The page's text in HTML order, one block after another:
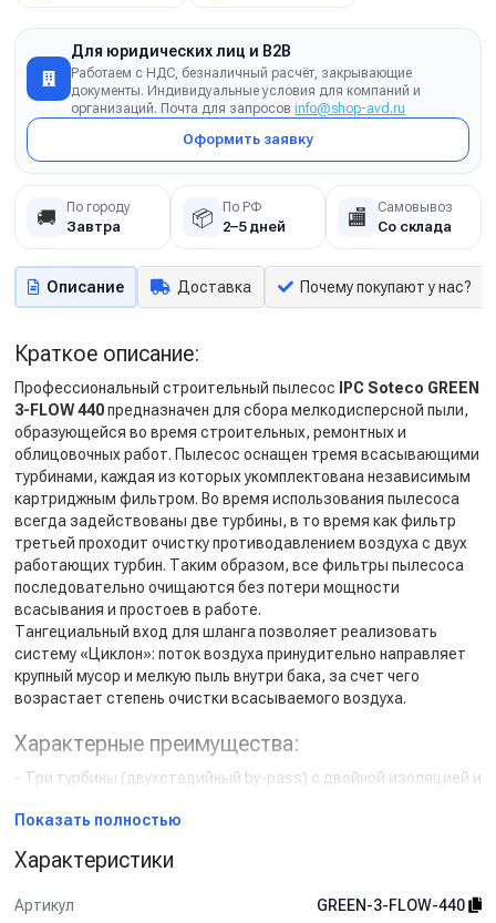
Для юридических лиц и B2B
Работаем с НДС, безналичный расчёт, закрывающие
документы. Индивидуальные условия для компаний и
организаций. Почта для запросов info@shop-avd.ru
Оформить заявку
🚚 По городу
Завтра 📦 По РФ
2–5 дней 🏬 Самовывоз
Со склада
Описание Доставка Почему покупают у нас?
Краткое описание:
Профессиональный строительный пылесос
IPC Soteco GREEN
3-FLOW 440предназначен для сбора мелкодисперсной пыли,
образующейся во время строительных, ремонтных и
облицовочных работ. Пылесос оснащен тремя всасывающими
турбинами, каждая из которых укомплектована независимым
картриджным фильтром. Во время использования пылесоса
всегда задействованы две турбины, в то время как фильтр
третьей проходит очистку противодавлением воздуха с двух
работающих турбин. Таким образом, все фильтры пылесоса
последовательно очищаются без потери мощности
всасывания и простоев в работе.
Тангециальный вход для шланга позволяет реализовать
систему «Циклон»: поток воздуха принудительно направляет
крупный мусор и мелкую пыль внутри бака, за счет чего
возрастает степень очистки всасываемого воздуха.
Характерные преимущества:
- Три турбины (двухстадийный by-pass) с двойной изоляцией и
- Три независимых картриджных фильтра (фильтрация – 1
- Самоочистка фильтров во время работы без потери
- Непрерывная работа пылесоса без остановок для
Показать полностью
Характеристики
Артикул
GREEN-3-FLOW-440